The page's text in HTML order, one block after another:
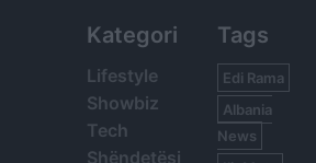
Kategori
Lifestyle
Showbiz
Tech
Shëndetësi
Tags
Edi Rama
Albania
News